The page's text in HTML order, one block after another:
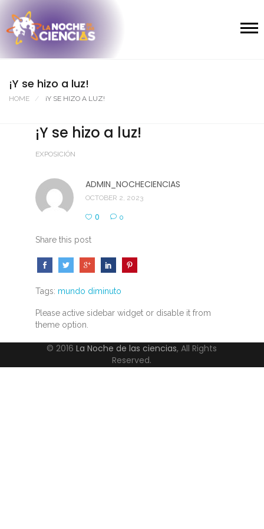
¡Y se hizo a luz!
HOME ¡Y SE HIZO A LUZ!
¡Y se hizo a luz!
EXPOSICIÓN
ADMIN_NOCHECIENCIAS
OCTOBER 2, 2023
0 0
Share this post
Tags: mundo diminuto
Please active sidebar widget or disable it from
theme option.
© 2016La Noche de las ciencias, All Rights
Reserved.